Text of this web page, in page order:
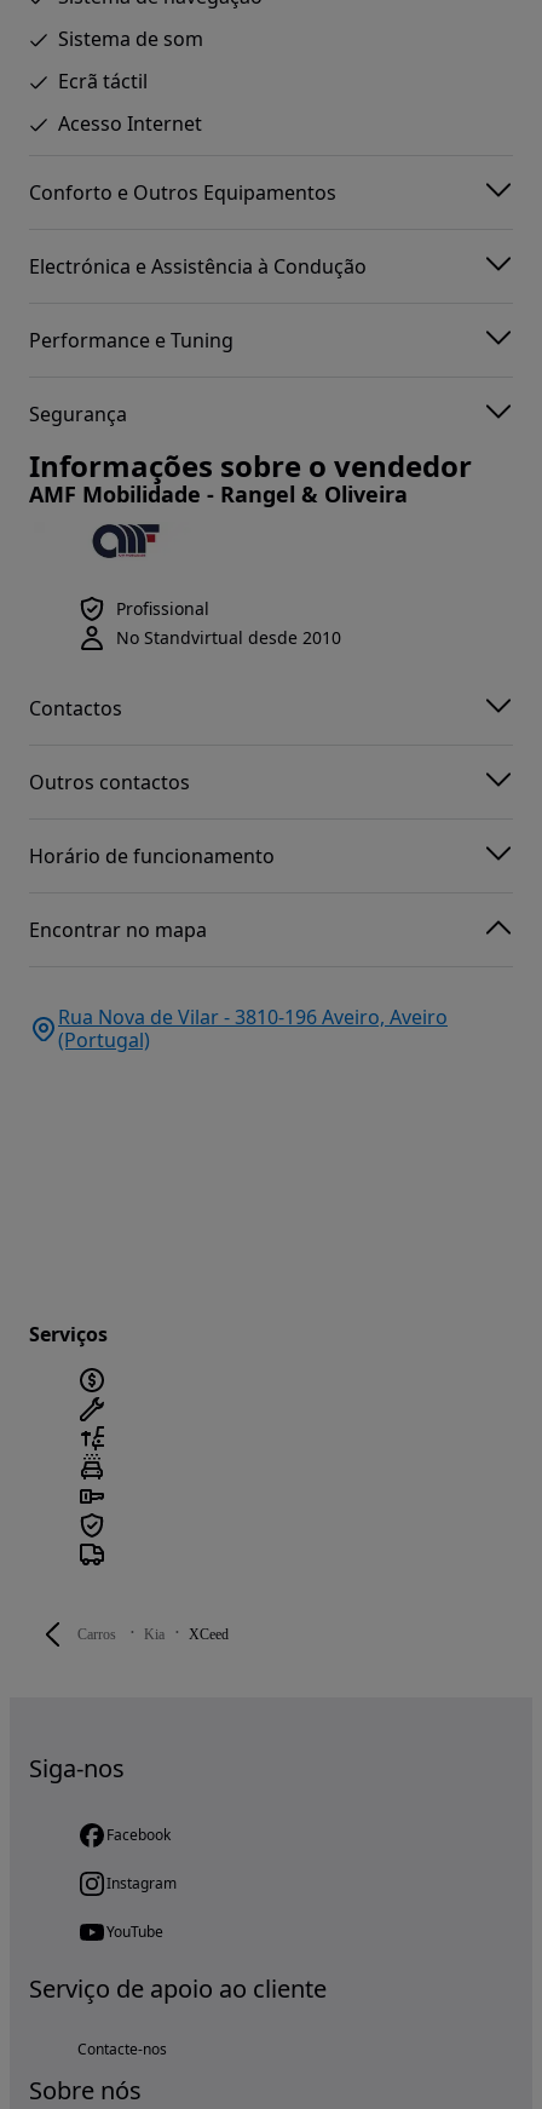
Carros Kia XCeed
Sistema de som
Ecrã táctil
Acesso Internet
Conforto e Outros Equipamentos
Electrónica e Assistência à Condução
Performance e Tuning
Segurança
Informações sobre o vendedor
AMF Mobilidade - Rangel & Oliveira
Profissional
No Standvirtual desde 2010
Contactos
Outros contactos
Horário de funcionamento
Encontrar no mapa
Rua Nova de Vilar - 3810-196 Aveiro, Aveiro
(Portugal)
Serviços
Siga-nos
Facebook
Instagram
YouTube
Serviço de apoio ao cliente
Contacte-nos
Sobre nós